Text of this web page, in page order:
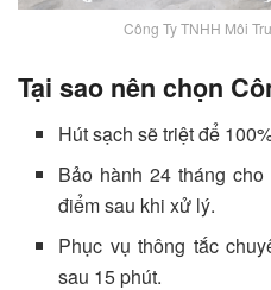
Công Ty TNHH Môi
Tại sao nên chọn
Hút sạch sẽ triệt để
Bảo hành 24 tháng
điểm sau khi xử lý.
Phục vụ thông tắc
sau 15 phút.